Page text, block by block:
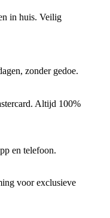
in huis. Veilig
zonder gedoe.
Altijd 100%
en telefoon.
voor exclusieve